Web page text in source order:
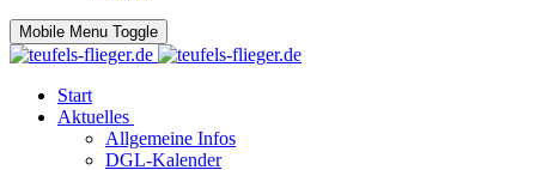
Mobile Menu Toggle
Start
Aktuelles
Allgemeine Infos
DGL-Kalender